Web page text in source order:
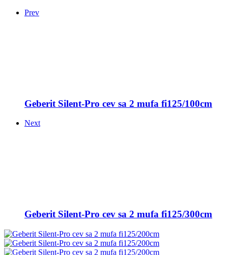
Prev
Geberit Silent-Pro cev sa 2 mufa fi125/100cm
Next
Geberit Silent-Pro cev sa 2 mufa fi125/300cm